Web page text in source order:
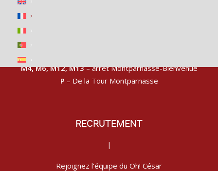
M4, M6, M12, M13– arrêt Montparnasse-Bienvenue
P – De la Tour Montparnasse
RECRUTEMENT
|
Rejoignez l’équipe du Oh! César